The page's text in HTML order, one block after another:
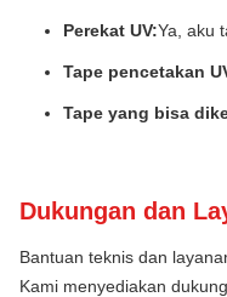
Perekat UV:Ya, aku
Tape pencetakan
Tape yang bisa
Dukungan dan
Bantuan teknis dan
Kami menyediakan